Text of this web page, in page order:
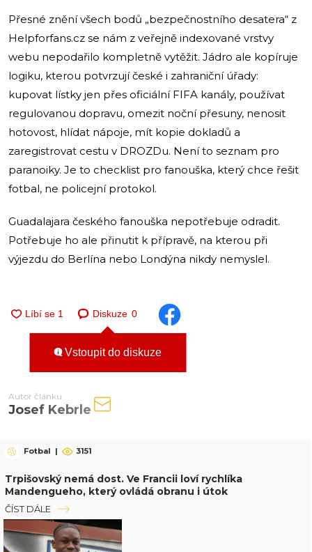
Přesné znění všech bodů „bezpečnostního desatera“ z
Helpforfans.cz se nám z veřejně indexované vrstvy
webu nepodařilo kompletně vytěžit. Jádro ale kopíruje
logiku, kterou potvrzují české i zahraniční úřady:
kupovat lístky jen přes oficiální FIFA kanály, používat
regulovanou dopravu, omezit noční přesuny, nenosit
hotovost, hlídat nápoje, mít kopie dokladů a
zaregistrovat cestu v DROZDu. Není to seznam pro
paranoiky. Je to checklist pro fanouška, který chce řešit
fotbal, ne policejní protokol.
Guadalajara českého fanouška nepotřebuje odradit.
Potřebuje ho ale přinutit k přípravě, na kterou při
výjezdu do Berlína nebo Londýna nikdy nemyslel.
Diskuze 0
Vstoupit do diskuze
Autor článku
Josef Kebrle
Fotbal | 3151
Trpišovský nemá dost. Ve Francii loví rychlíka
Mandengueho, který ovládá obranu i útok
ČÍST DÁLE